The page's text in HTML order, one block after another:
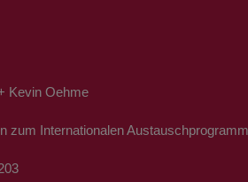
Kevin Oehme
zum Internationalen